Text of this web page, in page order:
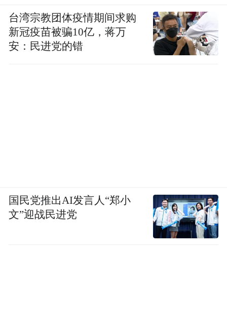
台湾宗教团体疫情期间求购
新冠疫苗被骗10亿，蒋万
安：民进党的错
国民党推出AI发言人“郑小
文”迎战民进党